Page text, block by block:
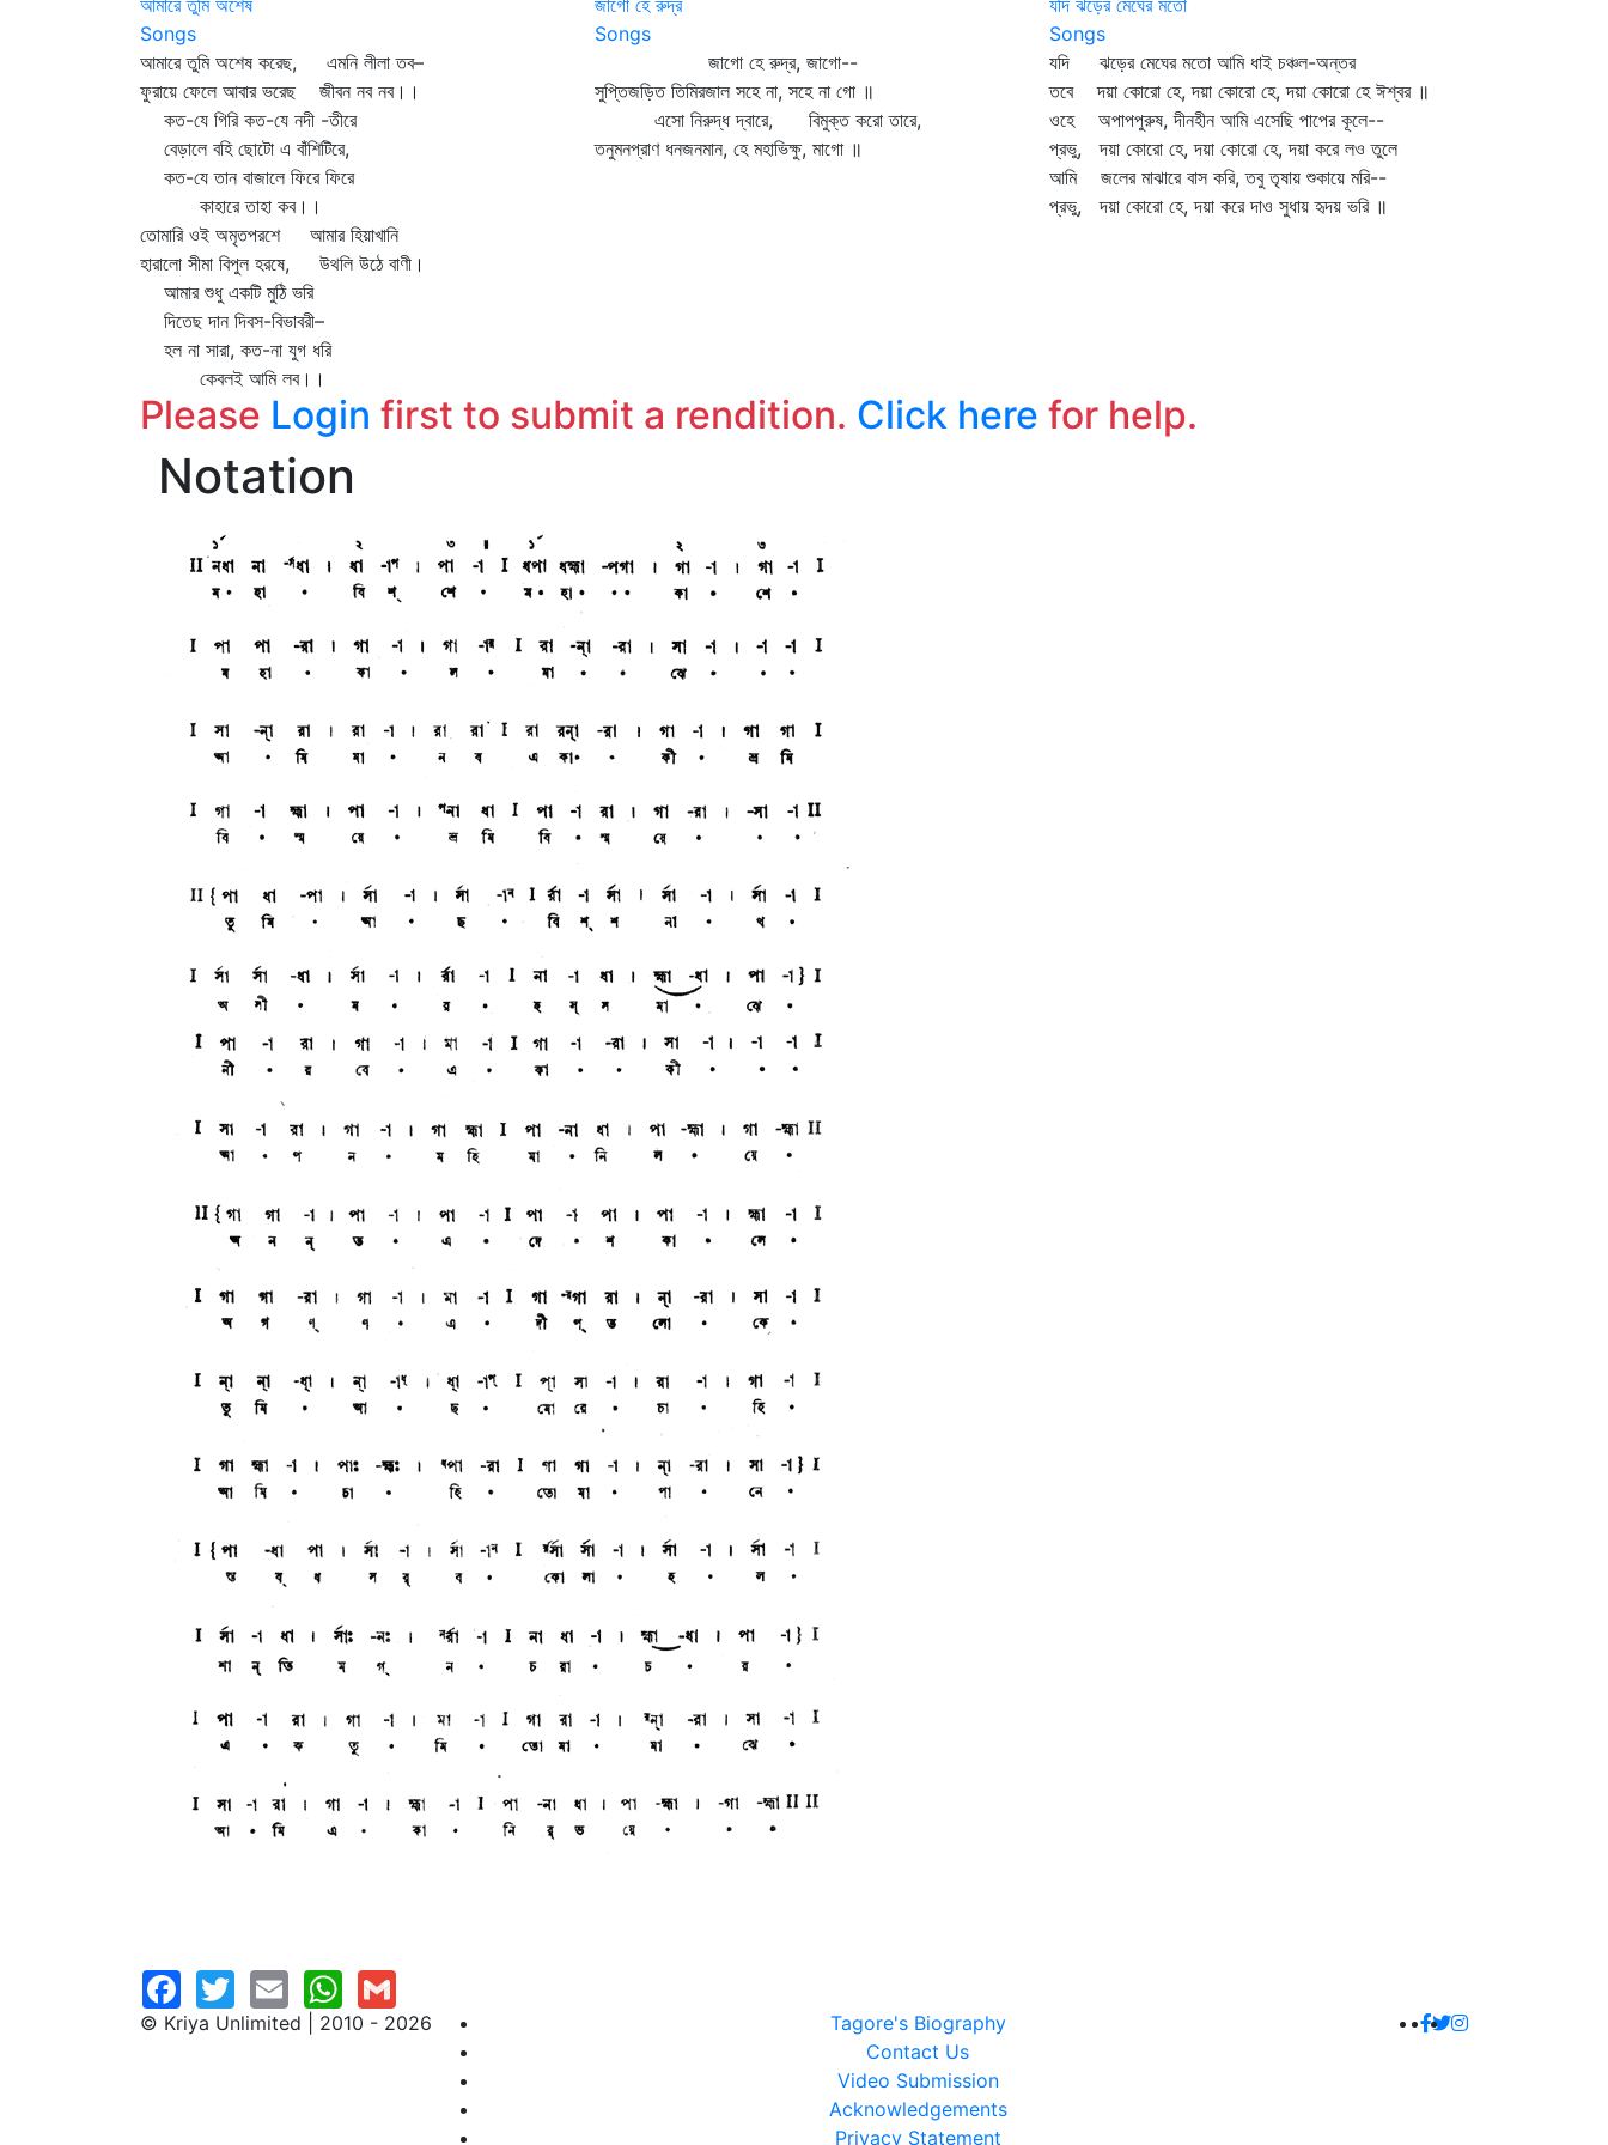
আমারে তুমি অশেষ
Songs
আমারে তুমি অশেষ করেছ, এমনি লীলা তব–
ফুরায়ে ফেলে আবার ভরেছ জীবন নব নব।।
কত-যে গিরি কত-যে নদী -তীরে
বেড়ালে বহি ছোটো এ বাঁশিটিরে,
কত-যে তান বাজালে ফিরে ফিরে
কাহারে তাহা কব।।
তোমারি ওই অমৃতপরশে আমার হিয়াখানি
হারালো সীমা বিপুল হরষে, উথলি উঠে বাণী।
আমার শুধু একটি মুঠি ভরি
দিতেছ দান দিবস-বিভাবরী–
হল না সারা, কত-না যুগ ধরি
কেবলই আমি লব।।
জাগো হে রুদ্র
Songs
জাগো হে রুদ্র, জাগো--
সুপ্তিজড়িত তিমিরজাল সহে না, সহে না গো ॥
এসো নিরুদ্ধ দ্বারে, বিমুক্ত করো তারে,
তনুমনপ্রাণ ধনজনমান, হে মহাভিক্ষু, মাগো ॥
যদি ঝড়ের মেঘের মতো
Songs
যদি ঝড়ের মেঘের মতো আমি ধাই চঞ্চল-অন্তর
তবে দয়া কোরো হে, দয়া কোরো হে, দয়া কোরো হে ঈশ্বর ॥
ওহে অপাপপুরুষ, দীনহীন আমি এসেছি পাপের কূলে--
প্রভু, দয়া কোরো হে, দয়া কোরো হে, দয়া করে লও তুলে
আমি জলের মাঝারে বাস করি, তবু তৃষায় শুকায়ে মরি--
প্রভু, দয়া কোরো হে, দয়া করে দাও সুধায় হৃদয় ভরি ॥
Please Login first to submit a rendition. Click here for help.
Notation
© Kriya Unlimited | 2010 - 2026
Tagore's Biography
Contact Us
Video Submission
Acknowledgements
Privacy Statement